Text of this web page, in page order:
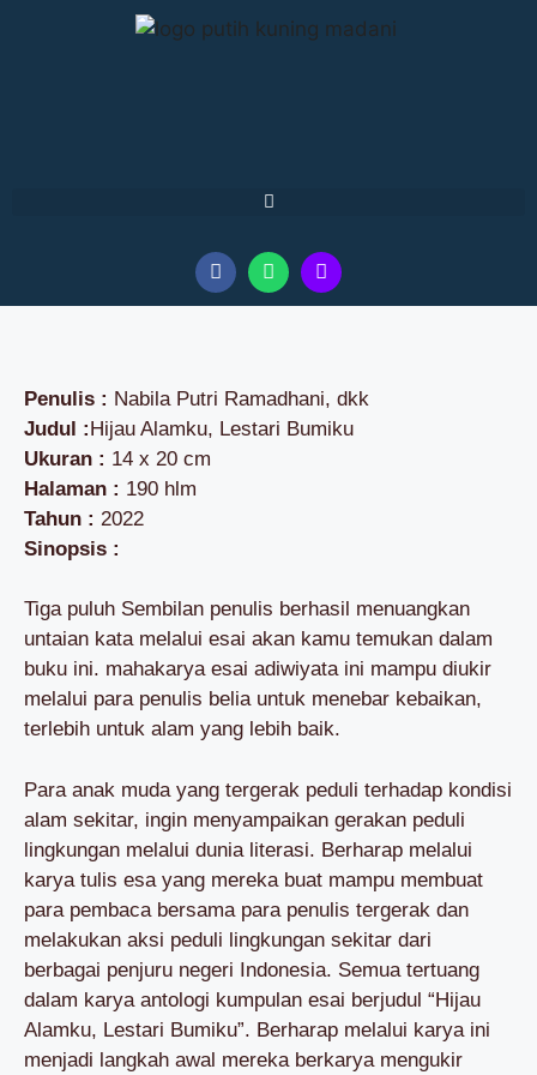
Penulis : Nabila Putri Ramadhani, dkk
Judul :Hijau Alamku, Lestari Bumiku
Ukuran : 14 x 20 cm
Halaman : 190 hlm
Tahun : 2022
Sinopsis :
Tiga puluh Sembilan penulis berhasil menuangkan
untaian kata melalui esai akan kamu temukan dalam
buku ini. mahakarya esai adiwiyata ini mampu diukir
melalui para penulis belia untuk menebar kebaikan,
terlebih untuk alam yang lebih baik.
Para anak muda yang tergerak peduli terhadap kondisi
alam sekitar, ingin menyampaikan gerakan peduli
lingkungan melalui dunia literasi. Berharap melalui
karya tulis esa yang mereka buat mampu membuat
para pembaca bersama para penulis tergerak dan
melakukan aksi peduli lingkungan sekitar dari
berbagai penjuru negeri Indonesia. Semua tertuang
dalam karya antologi kumpulan esai berjudul “Hijau
Alamku, Lestari Bumiku”. Berharap melalui karya ini
menjadi langkah awal mereka berkarya mengukir